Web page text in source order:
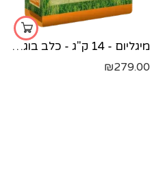
מיגליום - 14 ק"ג - כלב בוגר כבש
₪279.00